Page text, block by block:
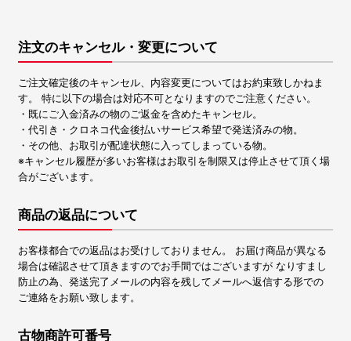
注文のキャンセル・変更について
ご注文確定後のキャンセル、内容変更についてはお約束致しかねま
す。 特に以下の場合は対応不可となりますのでご注意ください。
・既にご入金済みの物のご返金を含めたキャンセル。
・代引き・クロネコ代金後払いサービス希望で発送済みの物。
・その他、お取引が配達状態に入ってしまっている物。
※キャンセル履歴が多いお客様はお取引を制限又は停止させて頂く場
合がございます。
商品の返品について
お客様都合での返品はお受けしておりません。 お届け商品が異なる
場合は確認させて頂きますのでお手間ではございますが なりすまし
防止の為、発送完了メールの内容を残してメールへ返信する形での
ご連絡をお願い致します。
古物商許可番号